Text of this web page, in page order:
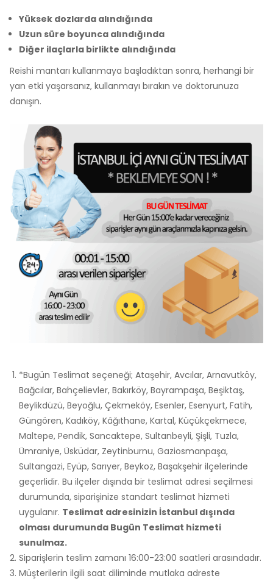
Yüksek dozlarda alındığında
Uzun süre boyunca alındığında
Diğer ilaçlarla birlikte alındığında
Reishi mantarı kullanmaya başladıktan sonra, herhangi bir
yan etki yaşarsanız, kullanmayı bırakın ve doktorunuza
danışın.
*Bugün Teslimat seçeneği; Ataşehir, Avcılar, Arnavutköy,
Bağcılar, Bahçelievler, Bakırköy, Bayrampaşa, Beşiktaş,
Beylikdüzü, Beyoğlu, Çekmeköy, Esenler, Esenyurt, Fatih,
Güngören, Kadıköy, Kâğıthane, Kartal, Küçükçekmece,
Maltepe, Pendik, Sancaktepe, Sultanbeyli, Şişli, Tuzla,
Ümraniye, Üsküdar, Zeytinburnu, Gaziosmanpaşa,
Sultangazi, Eyüp, Sarıyer, Beykoz, Başakşehir ilçelerinde
geçerlidir. Bu ilçeler dışında bir teslimat adresi seçilmesi
durumunda, siparişinize standart teslimat hizmeti
uygulanır. Teslimat adresinizin İstanbul dışında
olması durumunda Bugün Teslimat hizmeti
sunulmaz.
Siparişlerin teslim zamanı 16:00-23:00 saatleri arasındadır.
Müşterilerin ilgili saat diliminde mutlaka adreste